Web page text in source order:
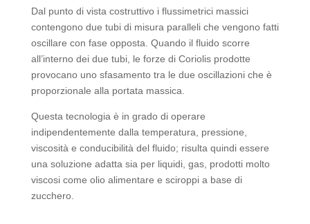
Dal punto di vista costruttivo i flussimetrici massici
contengono due tubi di misura paralleli che vengono fatti
oscillare con fase opposta. Quando il fluido scorre
all’interno dei due tubi, le forze di Coriolis prodotte
provocano uno sfasamento tra le due oscillazioni che è
proporzionale alla portata massica.
Questa tecnologia è in grado di operare
indipendentemente dalla temperatura, pressione,
viscosità e conducibilità del fluido; risulta quindi essere
una soluzione adatta sia per liquidi, gas, prodotti molto
viscosi come olio alimentare e sciroppi a base di
zucchero.